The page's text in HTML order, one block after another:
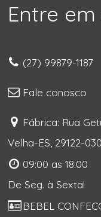
Entre
(27) 99879-1187
Fale conosco
Fábrica: Rua
Velha-ES, 29122-030
09:00 as 18:00
De Seg. à Sexta!
BEBEL